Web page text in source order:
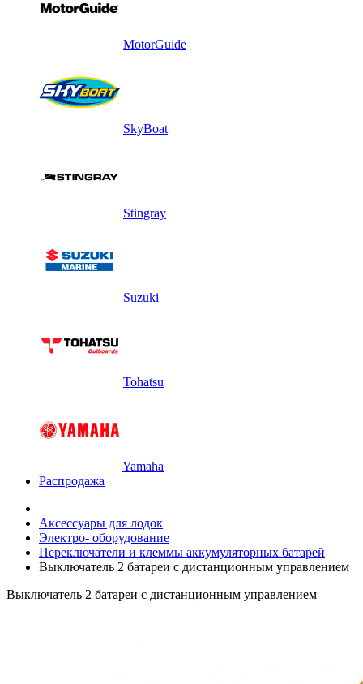
MotorGuide
SkyBoat
Stingray
Suzuki
Tohatsu
Yamaha
Распродажа
Аксессуары для лодок
Электро- оборудование
Переключатели и клеммы аккумуляторных батарей
Выключатель 2 батареи с дистанционным управлением
Выключатель 2 батареи с дистанционным управлением